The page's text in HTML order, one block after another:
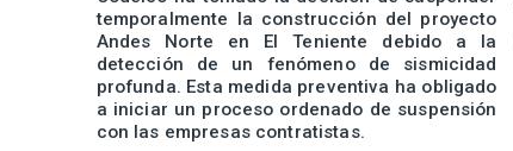
temporalmente la construcción del proyecto
Andes Norte en El Teniente debido a la
detección de un fenómeno de sismicidad
profunda. Esta medida preventiva ha obligado
a iniciar un proceso ordenado de suspensión
con las empresas contratistas.